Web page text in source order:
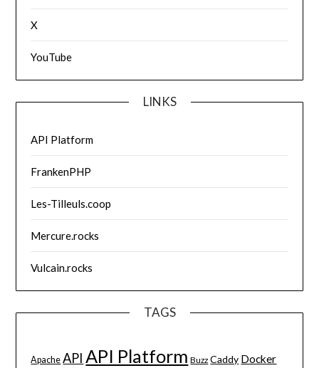
X
YouTube
LINKS
API Platform
FrankenPHP
Les-Tilleuls.coop
Mercure.rocks
Vulcain.rocks
TAGS
Apache API API Platform Buzz Caddy Docker